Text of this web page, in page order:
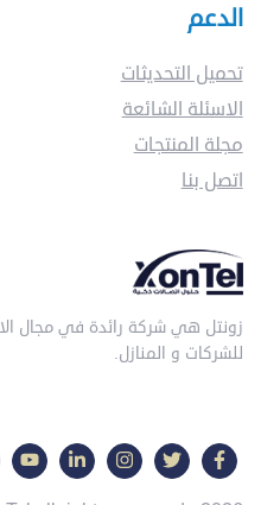
الدعم
تحميل التحديثات
الاسئلة الشائعة
مجلة المنتجات
اتصل بنا
زونتل هي شركة رائدة في مجال
للشركات و المنازل.